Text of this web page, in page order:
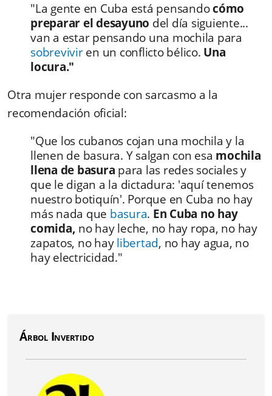
"La gente en Cuba está pensandocómo
preparar el desayuno del día siguiente...
van a estar pensando una mochila para
sobreviviren un conflicto bélico. Una
locura."
Otra mujer responde con sarcasmo a la
recomendación oficial:
"Que los cubanos cojan una mochila y la
llenen de basura. Y salgan con esa mochila
llena de basura para las redes sociales y
que le digan a la dictadura: 'aquí tenemos
nuestro botiquín'. Porque en Cuba no hay
más nada que basura. En Cuba no hay
comida, no hay leche, no hay ropa, no hay
zapatos, no haylibertad, no hay agua, no
hay electricidad."
Árbol Invertido